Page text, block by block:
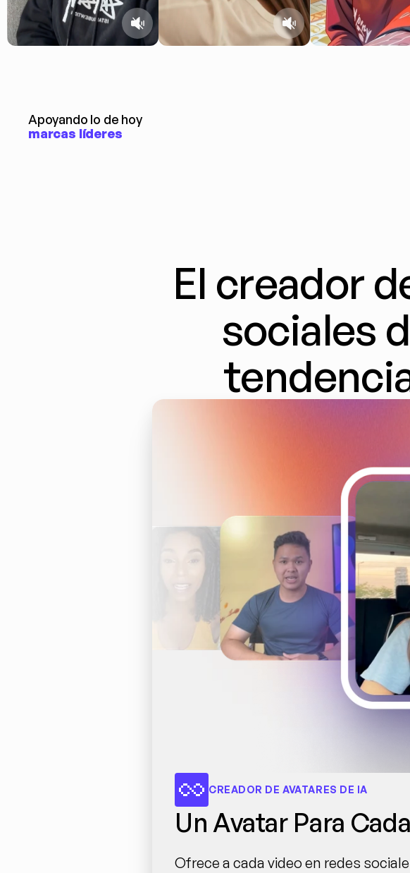
Apoyando lo de hoy
marcas líderes
El creador
sociales
CREADOR DE AVATARES DE IA
Un Avatar Para
Ofrece a cada video en redes